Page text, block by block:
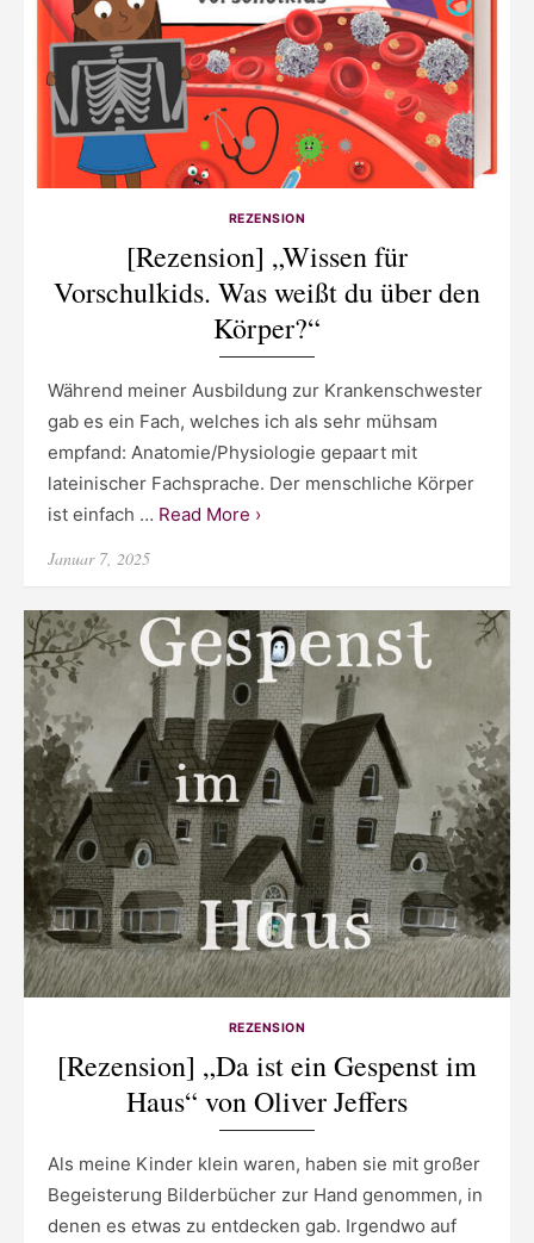
REZENSION
[Rezension] „Wissen für
Vorschulkids. Was weißt du über den
Körper?“
Während meiner Ausbildung zur Krankenschwester
gab es ein Fach, welches ich als sehr mühsam
empfand: Anatomie/Physiologie gepaart mit
lateinischer Fachsprache. Der menschliche Körper
ist einfach … Read More ›
Posted
Januar 7, 2025
REZENSION
[Rezension] „Da ist ein Gespenst im
Haus“ von Oliver Jeffers
Als meine Kinder klein waren, haben sie mit großer
Begeisterung Bilderbücher zur Hand genommen, in
denen es etwas zu entdecken gab. Irgendwo auf